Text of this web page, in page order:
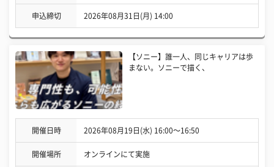
申込締切 2026年08月31日(月) 14:00
【ソニー】誰一人、同じキャリアは歩
まない。ソニーで描く、
開催日時 2026年08月19日(水) 16:00〜16:50
開催場所 オンラインにて実施